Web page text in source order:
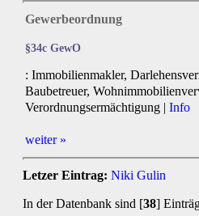
Gewerbeordnung
§34c GewO
: Immobilienmakler,
Baubetreuer,
Verordnungsermächtigung | Info
weiter »
Letzer Eintrag: Niki Gulin
In der Datenbank sind [38]